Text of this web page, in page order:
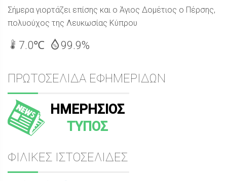
Σήμερα γιορτάζει επίσης και ο Άγιος Δομέτιος ο Πέρσης,
πολυούχος της Λευκωσίας Κύπρου
7.0℃ 99.9%
ΠΡΩΤΟΣΕΛΙΔΑ ΕΦΗΜΕΡΙΔΩΝ
ΗΜΕΡΗΣΙΟΣ
ΤΥΠΟΣ
ΦΙΛΙΚΕΣ ΙΣΤΟΣΕΛΙΔΕΣ